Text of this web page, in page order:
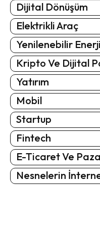
Dijital Dönüşüm
Elektrikli Araç
Yenilenebilir Enerji
Kripto Ve Dijital
Yatırım
Mobil
Startup
Fintech
E-Ticaret Ve
Nesnelerin